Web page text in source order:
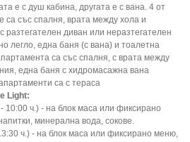
е с душ кабина, другата е с вана. 4 от
са със спалня, врата между хола и
разтегателен диван или неразтегателен
легло, една баня (с вана) и тоалетна
са със спалня, с врата между
една баня с хидромасажна вана
са с тераса
Light:
10:00 ч.) - на блок маса или фиксирано
минерална вода, сокове.
ч.) - на блок маса или фиксирано меню,